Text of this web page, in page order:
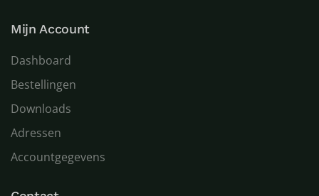
Mijn Account
Dashboard
Bestellingen
Downloads
Adressen
Accountgegevens